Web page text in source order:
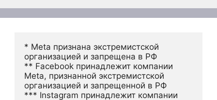
* Meta признана экстремистской
организацией и запрещена в РФ
** Facebook принадлежит компании
Meta, признанной экстремистской
организацией и запрещенной в РФ
*** Instagram принадлежит компании